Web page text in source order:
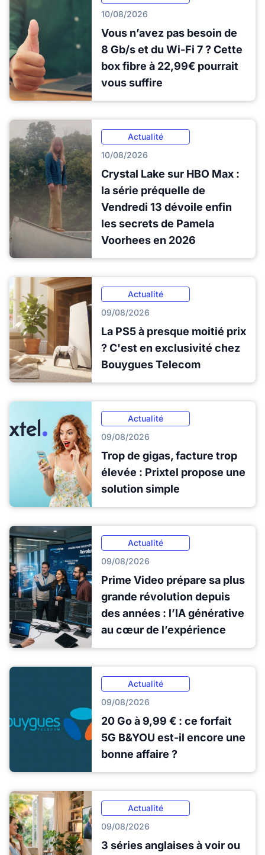
10/08/2026
Vous n’avez pas besoin de
8 Gb/s et du Wi-Fi 7 ? Cette
box fibre à 22,99€ pourrait
vous suffire
Actualité
10/08/2026
Crystal Lake sur HBO Max :
la série préquelle de
Vendredi 13 dévoile enfin
les secrets de Pamela
Voorhees en 2026
Actualité
09/08/2026
La PS5 à presque moitié prix
? C'est en exclusivité chez
Bouygues Telecom
Actualité
09/08/2026
Trop de gigas, facture trop
élevée : Prixtel propose une
solution simple
Actualité
09/08/2026
Prime Video prépare sa plus
grande révolution depuis
des années : l’IA générative
au cœur de l’expérience
Actualité
09/08/2026
20 Go à 9,99 € : ce forfait
5G B&YOU est-il encore une
bonne affaire ?
Actualité
09/08/2026
3 séries anglaises à voir ou